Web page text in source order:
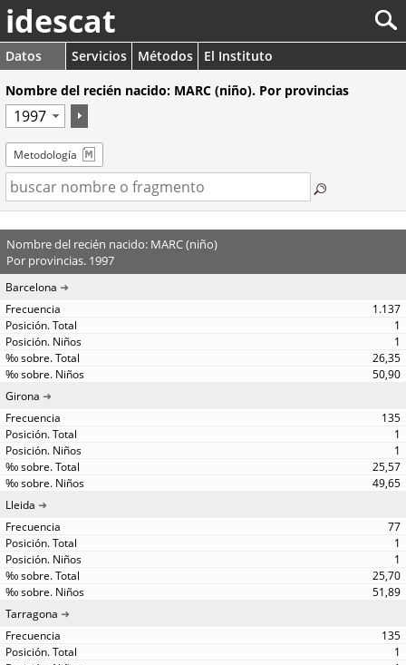
idescat
Datos Servicios Métodos
El Instituto
Nombre del recién nacido: MARC (niño). Por provincias
Metodología
Nombre del recién nacido: MARC (niño)
Por provincias. 1997
Barcelona
1.137
1
1
26,35
50,90
Girona
135
1
1
25,57
49,65
Lleida
77
1
1
25,70
51,89
Tarragona
135
1